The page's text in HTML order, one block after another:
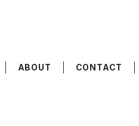
ABOUT CONTACT